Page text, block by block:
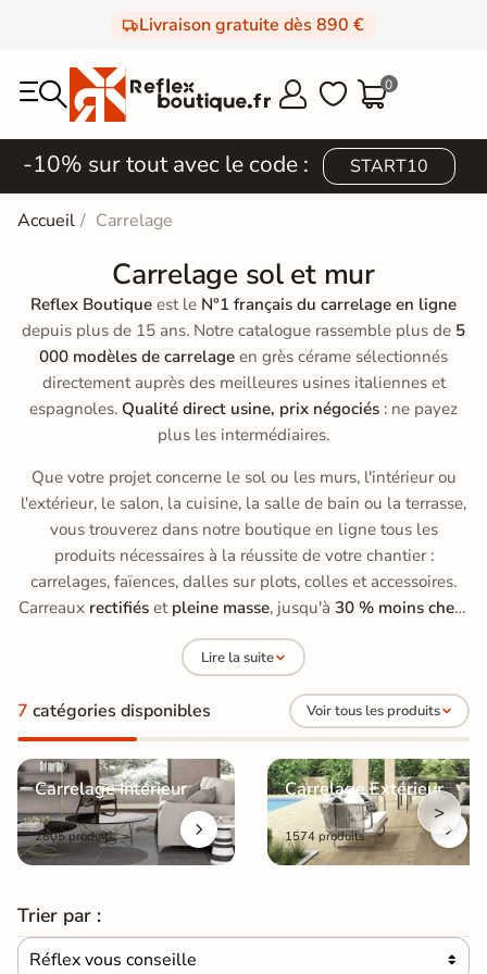
Livraison gratuite dès 890 €
  0
-10% sur tout avec le code : START10
Accueil Carrelage
Carrelage sol et mur
Reflex Boutique est le N°1 français du carrelage en ligne
depuis plus de 15 ans. Notre catalogue rassemble plus de 5
000 modèles de carrelage en grès cérame sélectionnés
directement auprès des meilleures usines italiennes et
espagnoles. Qualité direct usine, prix négociés : ne payez
plus les intermédiaires.
Que votre projet concerne le sol ou les murs, l'intérieur ou
l'extérieur, le salon, la cuisine, la salle de bain ou la terrasse,
vous trouverez dans notre boutique en ligne tous les
produits nécessaires à la réussite de votre chantier :
carrelages, faïences, dalles sur plots, colles et accessoires.
Carreaux rectifiés et pleine masse, jusqu'à 30 % moins chers
qu'en grande surface de bricolage, avec des prix allant de
à 70 €/m².
Lire la suite
7 catégories disponibles Voir tous les produits
Carrelage Intérieur
2805 produits
Carrelage Extérieur
1574 produits
>
Trier par :
Réflex vous conseille 